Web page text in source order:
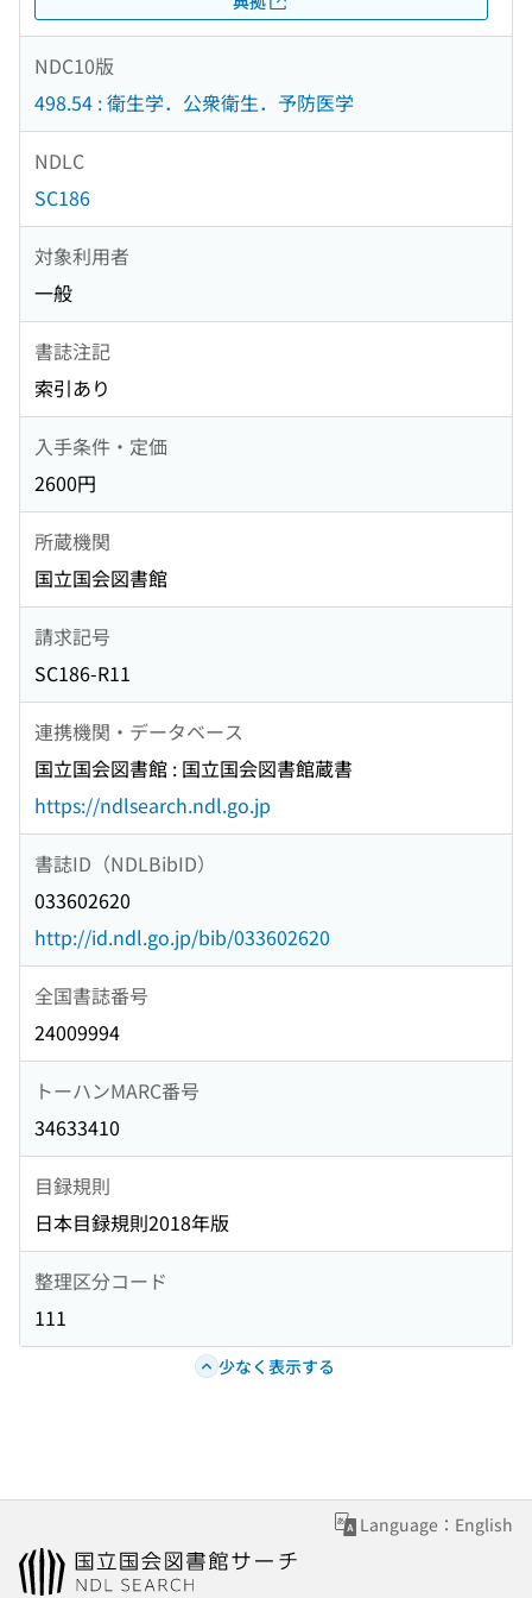
NDC10版
498.54 : 衛生学．公衆衛生．予防医学
NDLC
SC186
対象利用者
一般
書誌注記
索引あり
入手条件・定価
2600円
所蔵機関
国立国会図書館
請求記号
SC186-R11
連携機関・データベース
国立国会図書館 : 国立国会図書館蔵書
https://ndlsearch.ndl.go.jp
書誌ID（NDLBibID）
033602620
http://id.ndl.go.jp/bib/033602620
全国書誌番号
24009994
トーハンMARC番号
34633410
目録規則
日本目録規則2018年版
整理区分コード
111
少なく表示する
Language：English